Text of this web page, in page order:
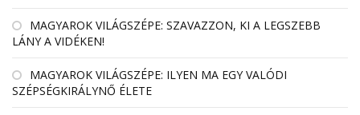
MAGYAROK VILÁGSZÉPE: SZAVAZZON, KI A LEGSZEBB
LÁNY A VIDÉKEN!
MAGYAROK VILÁGSZÉPE: ILYEN MA EGY VALÓDI
SZÉPSÉGKIRÁLYNŐ ÉLETE